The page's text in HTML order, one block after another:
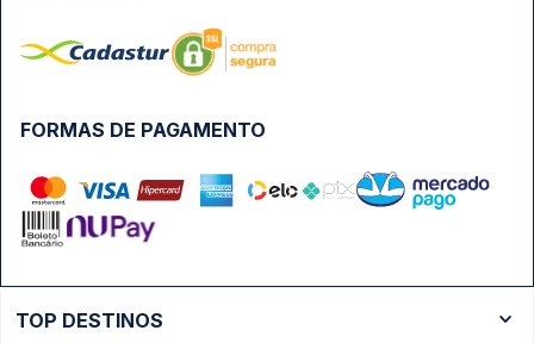
FORMAS DE PAGAMENTO
TOP DESTINOS